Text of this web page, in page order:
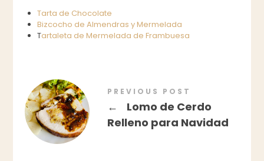
Tarta de Chocolate
Bizcocho de Almendras y Mermelada
Tartaleta de Mermelada de Frambuesa
PREVIOUS POST
←
Lomo de Cerdo
Relleno para Navidad